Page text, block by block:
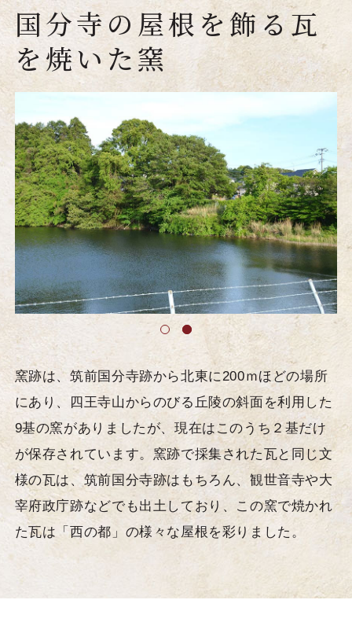
国分寺の屋根を飾る瓦
を焼いた窯
窯跡は、筑前国分寺跡から北東に200ｍほどの場所
にあり、四王寺山からのびる丘陵の斜面を利用した
9基の窯がありましたが、現在はこのうち２基だけ
が保存されています。窯跡で採集された瓦と同じ文
様の瓦は、筑前国分寺跡はもちろん、観世音寺や大
宰府政庁跡などでも出土しており、この窯で焼かれ
た瓦は「西の都」の様々な屋根を彩りました。